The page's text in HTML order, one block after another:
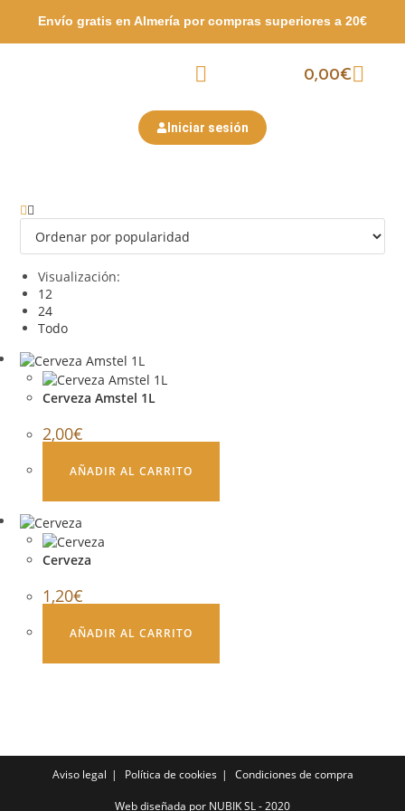
Envío gratis en Almería por compras superiores a 20€
0,00€
Iniciar sesión
Visualización:
12
24
Todo
Cerveza Amstel 1L
2,00€
AÑADIR AL CARRITO
Cerveza
1,20€
AÑADIR AL CARRITO
Aviso legal Política de cookies Condiciones de compra
Web diseñada por NUBIK SL - 2020